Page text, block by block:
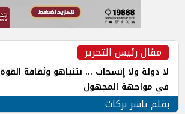
مقال رئيس التحرير
لا دولة ولا إنسحاب ... نتنياهو وثقافة القوة
في مواجهة المجهول
بقلم ياسر بركات